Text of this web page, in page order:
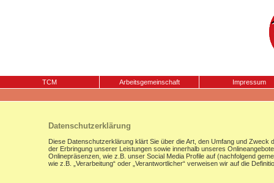
TCM Arbeitsgemeinschaft Impressum
Datenschutzerklärung
Diese Datenschutzerklärung klärt Sie über die Art, den Umfang und
der Erbringung unserer Leistungen sowie innerhalb unseres
Onlinepräsenzen, wie z.B. unser Social Media Profile auf (nachfolgend
wie z.B. „Verarbeitung“ oder „Verantwortlicher“ verweisen wir auf die